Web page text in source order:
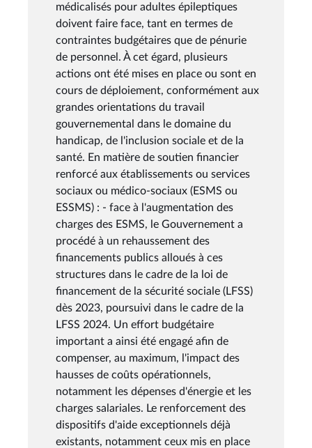
médicalisés pour adultes épileptiques
doivent faire face, tant en termes de
contraintes budgétaires que de pénurie
de personnel. À cet égard, plusieurs
actions ont été mises en place ou sont en
cours de déploiement, conformément aux
grandes orientations du travail
gouvernemental dans le domaine du
handicap, de l'inclusion sociale et de la
santé. En matière de soutien financier
renforcé aux établissements ou services
sociaux ou médico-sociaux (ESMS ou
ESSMS) : - face à l'augmentation des
charges des ESMS, le Gouvernement a
procédé à un rehaussement des
financements publics alloués à ces
structures dans le cadre de la loi de
financement de la sécurité sociale (LFSS)
dès 2023, poursuivi dans le cadre de la
LFSS 2024. Un effort budgétaire
important a ainsi été engagé afin de
compenser, au maximum, l'impact des
hausses de coûts opérationnels,
notamment les dépenses d'énergie et les
charges salariales. Le renforcement des
dispositifs d'aide exceptionnels déjà
existants, notamment ceux mis en place